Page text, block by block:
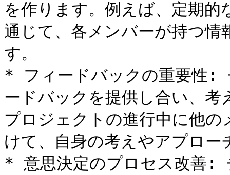
を作ります。例えば、定期
通じて、各メンバーが持つ
す。
* フィードバックの重要性:
ードバックを提供し合い、
プロジェクトの進行中に他
けて、自身の考えやアプロ
* 意思決定のプロセス改善: